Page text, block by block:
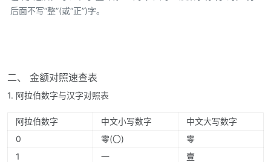
后面不写“整”(或“正”)字。
二、 金额对照速查表
1. 阿拉伯数字与汉字对照表
阿拉伯数字 中文小写数字
中文大写数字
0
零(〇)
零
1
一
壹